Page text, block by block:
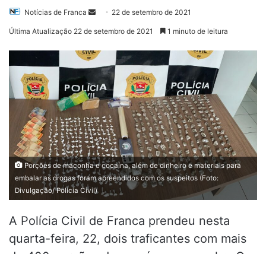
Notícias de Franca
Mande
mail
22 de setembro de 2021
Última Atualização 22 de setembro de 2021 1 minuto de leitura
Porções de maconha e cocaína, além de dinheiro e materiais para
embalar as drogas foram apreendidos com os suspeitos (Foto:
Divulgação/ Polícia Civil)
A Polícia Civil de Franca prendeu nesta
quarta-feira, 22, dois traficantes com mais